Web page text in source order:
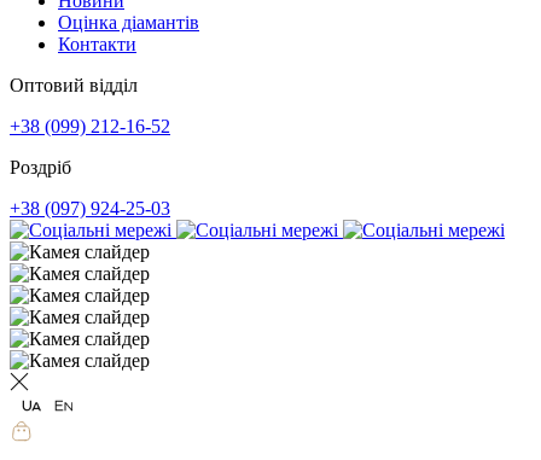
Оцінка діамантів
Контакти
Оптовий відділ
+38 (099) 212-16-52
Роздріб
+38 (097) 924-25-03